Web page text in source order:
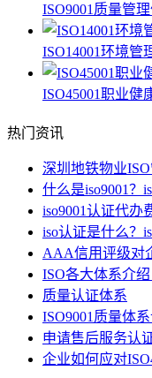
ISO9001质量管
ISO14001环境管
ISO45001职业健
热门资讯
深圳地铁物业
什么是iso9001？
iso9001认证代办
iso认证是什么？
AAA信用评级对
ISO各大体系介绍
质量认证体系
ISO9001质量体
申请售后服务认
企业如何应对